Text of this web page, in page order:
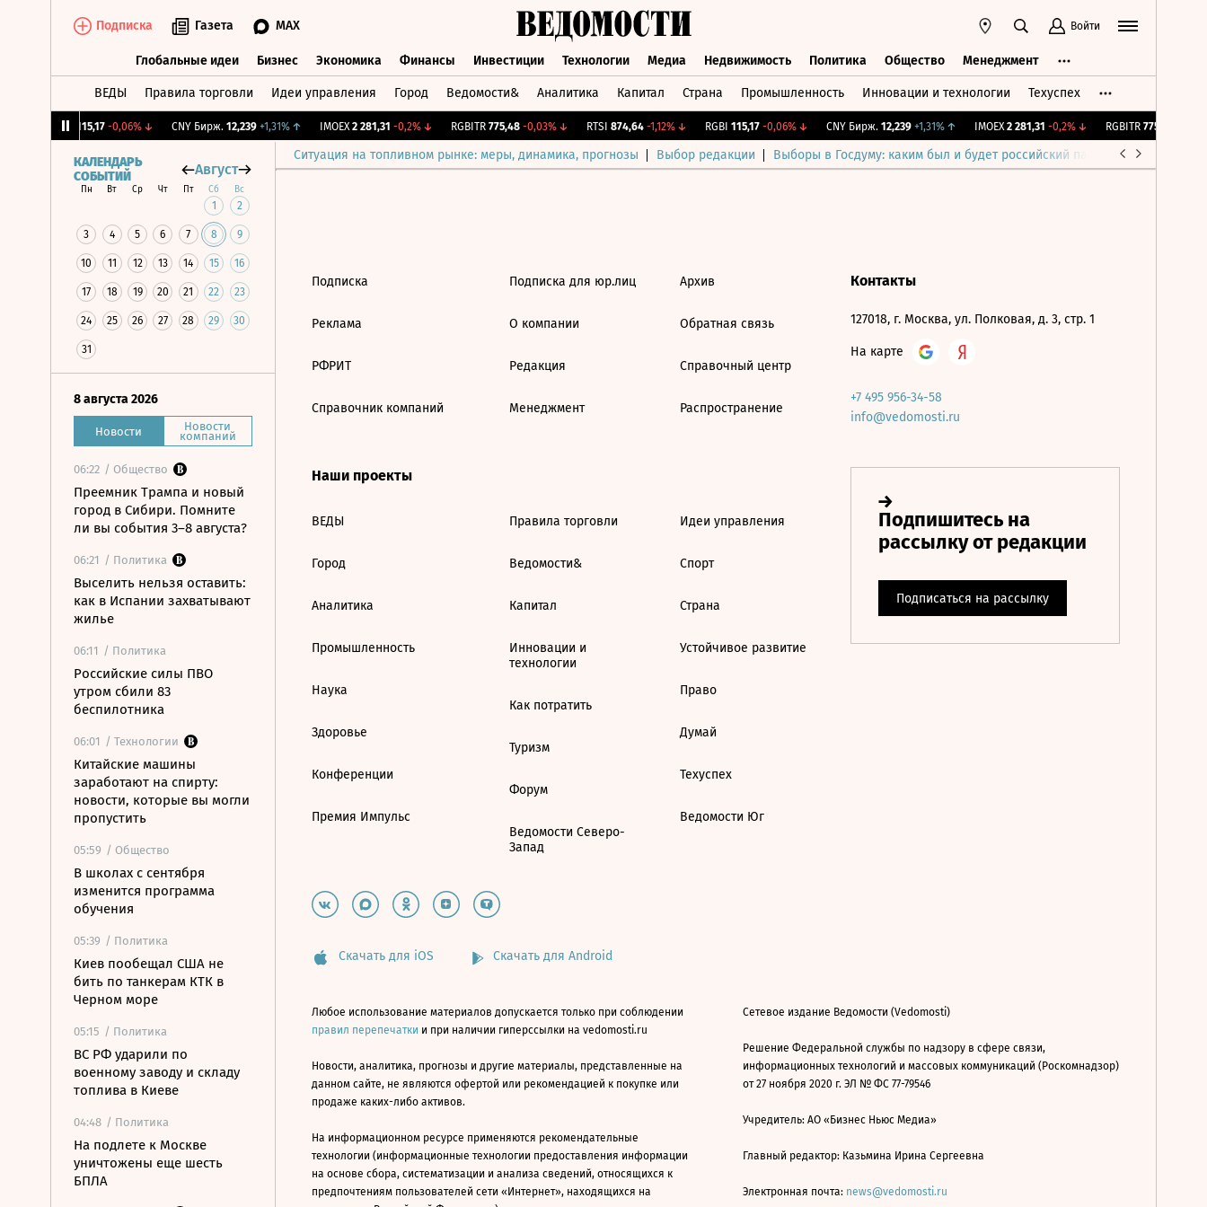
Подписка Газета MAX Войти
Глобальные идеи Бизнес Экономика Финансы Инвестиции Технологии Медиа Недвижимость Политика Общество Менеджмент
ВЕДЫ Правила торговли Идеи управления Город Ведомости& Аналитика Капитал Страна Промышленность Инновации и технологии Техуспех
115,17 -0,06%↓ CNY Бирж. 12,239 +1,31%↑ IMOEX 2 281,31 -0,2%↓ RGBITR 775,48 -0,03%↓ RTSI 874,64 -1,12%↓ RGBI 115,17 -0,06%↓ CNY Бирж. 12,239 +1,31%↑ IMOEX 2 281,31 -0,2%↓ RGBITR 775,48
Ситуация на топливном рынке: меры, динамика, прогнозы Выбор редакции Выборы в Госдуму: каким был и будет российский парламент
КАЛЕНДАРЬ
СОБЫТИЙ
Август
Пн Вт Ср Чт Пт Сб Вс
1 2
3 4 5 6 7 8 9
10 11 12 13 14 15 16
17 18 19 20 21 22 23
24 25 26 27 28 29 30
31
8 августа 2026
Новости Новости
компаний
06:22 / Общество
Преемник Трампа и новый
город в Сибири. Помните
ли вы события 3–8 августа?
06:21 / Политика
Выселить нельзя оставить:
как в Испании захватывают
жилье
06:11 / Политика
Российские силы ПВО
утром сбили 83
беспилотника
06:01 / Технологии
Китайские машины
заработают на спирту:
новости, которые вы могли
пропустить
05:59 / Общество
В школах с сентября
изменится программа
обучения
05:39 / Политика
Киев пообещал США не
бить по танкерам КТК в
Черном море
05:15 / Политика
ВС РФ ударили по
военному заводу и складу
топлива в Киеве
04:48 / Политика
На подлете к Москве
уничтожены еще шесть
БПЛА
Подписка
Реклама
РФРИТ
Справочник компаний
Подписка для юр.лиц
О компании
Редакция
Менеджмент
Архив
Обратная связь
Справочный центр
Распространение
Наши проекты
ВЕДЫ
Город
Аналитика
Промышленность
Наука
Здоровье
Конференции
Премия Импульс
Правила торговли
Ведомости&
Капитал
Инновации и
технологии
Как потратить
Туризм
Форум
Ведомости Северо-
Запад
Идеи управления
Спорт
Страна
Устойчивое развитие
Право
Думай
Техуспех
Ведомости Юг
Контакты
127018, г. Москва, ул. Полковая, д. 3, стр. 1
На карте
+7 495 956-34-58
info@vedomosti.ru
Скачать для iOS Скачать для Android
Любое использование материалов допускается только при соблюдении
правил перепечатки и при наличии гиперссылки на vedomosti.ru
Новости, аналитика, прогнозы и другие материалы, представленные на
данном сайте, не являются офертой или рекомендацией к покупке или
продаже каких-либо активов.
На информационном ресурсе применяются рекомендательные
технологии (информационные технологии предоставления информации
на основе сбора, систематизации и анализа сведений, относящихся к
предпочтениям пользователей сети «Интернет», находящихся на
Сетевое издание Ведомости (Vedomosti)
Решение Федеральной службы по надзору в сфере связи,
информационных технологий и массовых коммуникаций (Роскомнадзор)
от 27 ноября 2020 г. ЭЛ № ФС 77-79546
Учредитель: АО «Бизнес Ньюс Медиа»
Главный редактор: Казьмина Ирина Сергеевна
Электронная почта: news@vedomosti.ru